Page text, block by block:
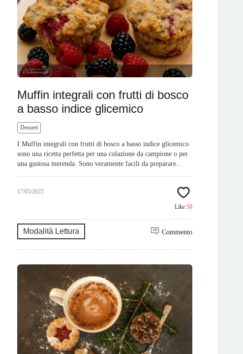
Muffin integrali con frutti di bosco
a basso indice glicemico
Dessert
I Muffin integrali con frutti di bosco a basso indice glicemico
sono una ricetta perfetta per una colazione da campione o per
una gustosa merenda. Sono veramente facili da preparare...
17/05/2025
Like 50
Modalità Lettura Commento